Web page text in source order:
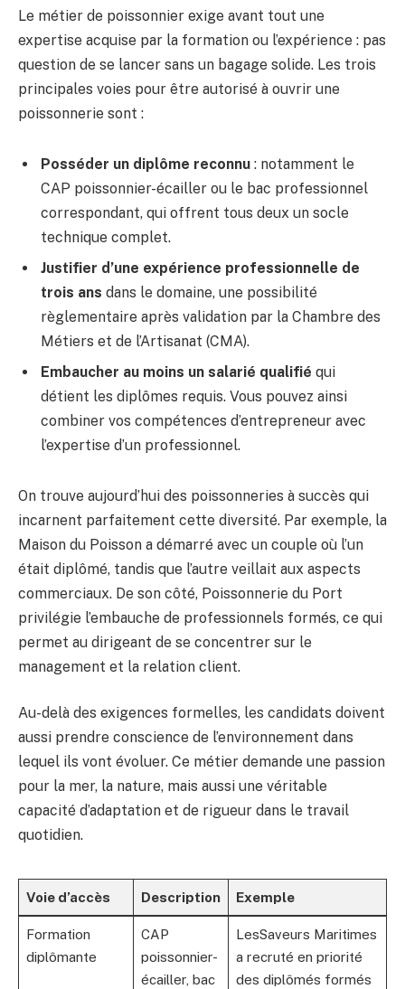
Le métier de poissonnier exige avant tout une
expertise acquise par la formation ou l’expérience : pas
question de se lancer sans un bagage solide. Les trois
principales voies pour être autorisé à ouvrir une
poissonnerie sont :
Posséder un diplôme reconnu : notamment le
CAP poissonnier-écailler ou le bac professionnel
correspondant, qui offrent tous deux un socle
technique complet.
Justifier d’une expérience professionnelle de
trois ans dans le domaine, une possibilité
règlementaire après validation par la Chambre des
Métiers et de l’Artisanat (CMA).
Embaucher au moins un salarié qualifié qui
détient les diplômes requis. Vous pouvez ainsi
combiner vos compétences d’entrepreneur avec
l’expertise d’un professionnel.
On trouve aujourd’hui des poissonneries à succès qui
incarnent parfaitement cette diversité. Par exemple, la
Maison du Poisson a démarré avec un couple où l’un
était diplômé, tandis que l’autre veillait aux aspects
commerciaux. De son côté, Poissonnerie du Port
privilégie l’embauche de professionnels formés, ce qui
permet au dirigeant de se concentrer sur le
management et la relation client.
Au-delà des exigences formelles, les candidats doivent
aussi prendre conscience de l’environnement dans
lequel ils vont évoluer. Ce métier demande une passion
pour la mer, la nature, mais aussi une véritable
capacité d’adaptation et de rigueur dans le travail
quotidien.
Voie d’accès Description Exemple
Formation
diplômante
CAP
poissonnier-
écailler, bac
LesSaveurs Maritimes
a recruté en priorité
des diplômés formés